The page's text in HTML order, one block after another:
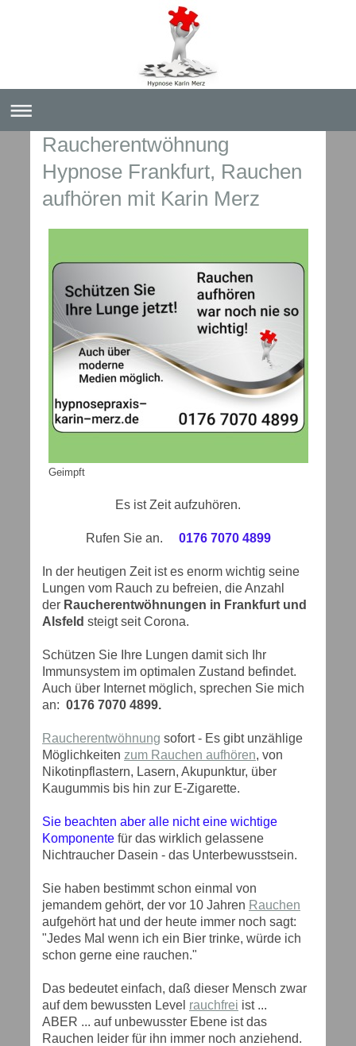
Raucherentwöhnung
Hypnose Frankfurt, Rauchen
aufhören mit Karin Merz
Geimpft
Es ist Zeit aufzuhören.
Rufen Sie an. 0176 7070 4899
In der heutigen Zeit ist es enorm wichtig seine
Lungen vom Rauch zu befreien, die Anzahl
der Raucherentwöhnungen in Frankfurt und
Alsfeld steigt seit Corona.
Schützen Sie Ihre Lungen damit sich Ihr
Immunsystem im optimalen Zustand befindet.
Auch über Internet möglich, sprechen Sie mich
an: 0176 7070 4899.
Raucherentwöhnung sofort - Es gibt unzählige
Möglichkeiten zum Rauchen aufhören, von
Nikotinpflastern, Lasern, Akupunktur, über
Kaugummis bis hin zur E-Zigarette.
Sie beachten aber alle nicht eine wichtige
Komponente für das wirklich gelassene
Nichtraucher Dasein - das Unterbewusstsein.
Sie haben bestimmt schon einmal von
jemandem gehört, der vor 10 Jahren Rauchen
aufgehört hat und der heute immer noch sagt:
"Jedes Mal wenn ich ein Bier trinke, würde ich
schon gerne eine rauchen."
Das bedeutet einfach, daß dieser Mensch zwar
auf dem bewussten Level rauchfrei ist ...
ABER ... auf unbewusster Ebene ist das
Rauchen leider für ihn immer noch anziehend.